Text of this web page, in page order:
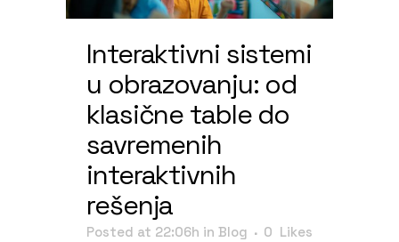
Interaktivni sistemi
u obrazovanju: od
klasične table do
savremenih
interaktivnih
rešenja
Posted at 22:06h in Blog 0 Likes